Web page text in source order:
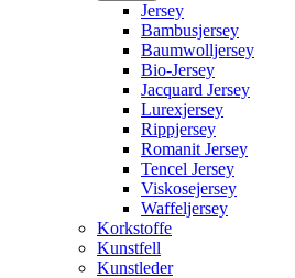
Jersey
Bambusjersey
Baumwolljersey
Bio-Jersey
Jacquard Jersey
Lurexjersey
Rippjersey
Romanit Jersey
Tencel Jersey
Viskosejersey
Waffeljersey
Korkstoffe
Kunstfell
Kunstleder